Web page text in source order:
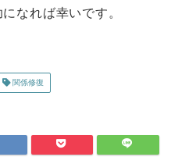
なれば幸いです。
関係修復